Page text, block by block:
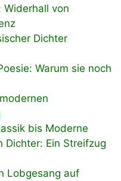
Widerhall von
Dichter
Warum sie noch
bis Moderne
Dichter: Ein Streifzug
Lobgesang auf